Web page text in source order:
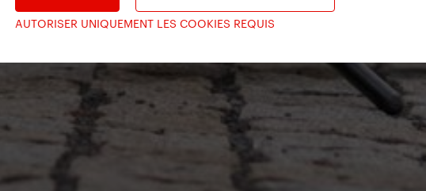
AUTORISER UNIQUEMENT LES COOKIES REQUIS